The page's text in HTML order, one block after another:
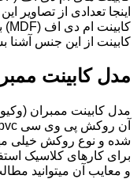
اینجا تعدادی از تصاویر
کابینت از این جنس آشنا
مدل کابینت
مدل کابینت ممبران
شده و نوع روکش خیلی
برای کارهای کلاسیک
و معایب آن میتوانید